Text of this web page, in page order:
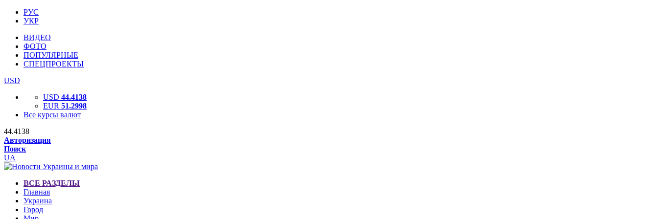
РУС
УКР
ВИДЕО
ФОТО
ПОПУЛЯРНЫЕ
СПЕЦПРОЕКТЫ
USD
USD 44.4138
EUR 51.2998
Все курсы валют
44.4138
Авторизация
Поиск
UA
ВСЕ РАЗДЕЛЫ
Главная
Украина
Город